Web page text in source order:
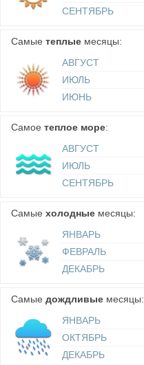
СЕНТЯБРЬ
Самые теплые месяцы:
АВГУСТ
ИЮЛЬ
ИЮНЬ
Самое теплое море:
АВГУСТ
ИЮЛЬ
СЕНТЯБРЬ
Самые холодные месяцы:
ЯНВАРЬ
ФЕВРАЛЬ
ДЕКАБРЬ
Самые дождливые месяцы:
ЯНВАРЬ
ОКТЯБРЬ
ДЕКАБРЬ